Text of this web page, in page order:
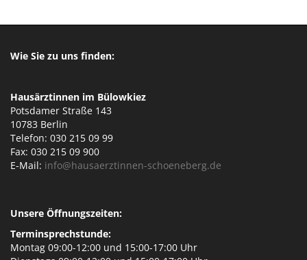
s
n
v
i
g
a
t
i
Wie Sie zu uns finden:
Hausärztinnen im Bülowkiez
Potsdamer Straße 143
10783 Berlin
Telefon: 030 215 09 99
Fax: 030 215 09 900
E-Mail: info@hausaerztinnen-schoeneberg.de
Unsere Öffnungszeiten:
Terminsprechstunde:
Montag 09:00-12:00 und 15:00-17:00 Uhr